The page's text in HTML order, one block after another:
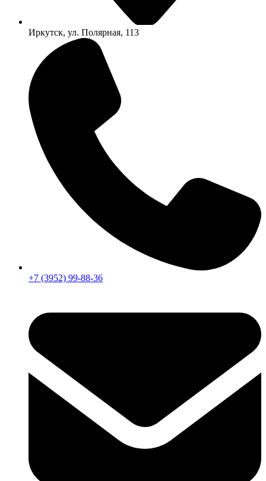
Иркутск, ул. Полярная, 113
+7 (3952) 99-88-36